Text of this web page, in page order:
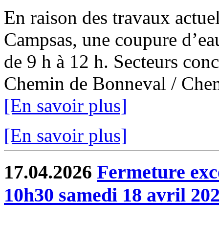
En raison des travaux
Campsas, une coupure
de 9 h à 12 h. Secteurs
Chemin de Bonneval /
[En savoir plus]
[En savoir plus]
17.04.2026 Fermeture
10h30 samedi 18 avril